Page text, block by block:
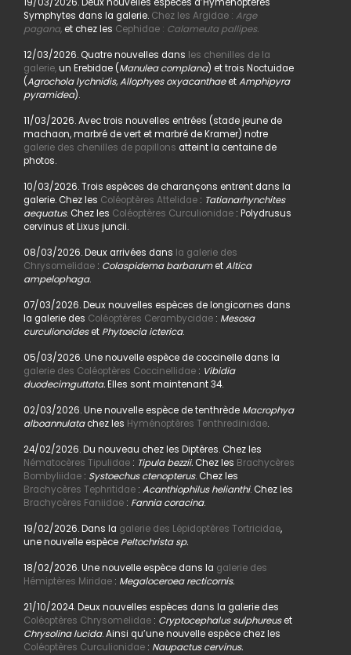
Symphytes dans la galerie. Chez les Argidae : Arge
pagana,et chez les Cephidae : Calameuta pallipes.
12/03/2026. Quatre nouvelles dans les chenilles de la
galerie,un Erebidae (Manulea complana) et trois Noctuidae
(Agrochola lychnidis, Allophyes oxyacanthaeetAmphipyra
pyramidea).
11/03/2026. Avec trois nouvelles entrées (stade jeune de
machaon, marbré de vert et marbré de Kramer) notre
galerie des chenilles de papillons atteint la centaine de
photos.
10/03/2026. Trois espèces de charançons entrent dans la
galerie. Chez les Coléoptères Attelidae: Tatianarhynchites
aequatus. Chez les Coléoptères Curculionidae: Polydrusus
cervinus et Lixus juncii.
08/03/2026. Deux arrivées dans la galerie des
Chrysomelidae: Colaspidema barbarumetAltica
ampelophaga.
07/03/2026. Deux nouvelles espèces de longicornes dans
la galerie des Coléoptères Cerambycidae: Mesosa
curculionoideset Phytoecia icterica.
05/03/2026. Une nouvelle espèce de coccinelle dans la
galerie des Coléoptères Coccinellidae: Vibidia
duodecimguttata.Elles sont maintenant 34.
02/03/2026. Une nouvelle espèce de tenthrède Macrophya
alboannulatachez les Hyménoptères Tenthredinidae.
24/02/2026. Du nouveau chez les Diptères. Chez les
Nématocères Tipulidae: Tipula bezzii. Chez les Brachycères
Bombyliidae: Systoechus ctenopterus. Chez les
Brachycères Tephritidae: Acanthiophilus helianthi. Chez les
Brachycères Faniidae: Fannia coracina.
19/02/2026. Dans la galerie des Lépidoptères Tortricidae,
une nouvelle espèce Peltochrista sp.
18/02/2026. Une nouvelle espèce dans la galerie des
Hémiptères Miridae: Megaloceroea recticornis.
21/10/2024. Deux nouvelles espèces dans la galerie des
Coléoptères Chrysomelidae: Cryptocephalus sulphureuset
Chrysolina lucida. Ainsi qu’une nouvelle espèce chez les
Coléoptères Curculionidae : Naupactus cervinus.